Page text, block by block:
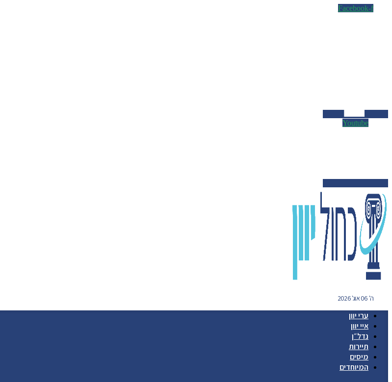
Facebook-f
Youtube
ה' 06 אוג' 2026
ערי יוון
איי יוון
נדל״ן
תיירות
מיסים
המיוחדים